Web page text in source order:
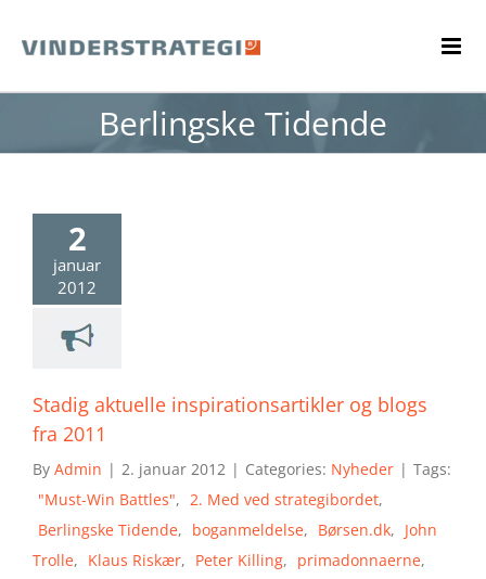
content
Berlingske Tidende
2
januar
2012
Stadig aktuelle inspirationsartikler og blogs
fra 2011
By Admin | 2. januar 2012 | Categories: Nyheder | Tags:
"Must-Win Battles", 2. Med ved strategibordet,
Berlingske Tidende, boganmeldelse, Børsen.dk, John
Trolle, Klaus Riskær, Peter Killing, primadonnaerne,